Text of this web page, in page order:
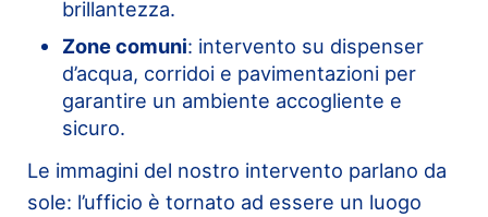
brillantezza.
Zone comuni: intervento su dispenser
d’acqua, corridoi e pavimentazioni per
garantire un ambiente accogliente e
sicuro.
Le immagini del nostro intervento parlano da
sole: l’ufficio è tornato ad essere un luogo